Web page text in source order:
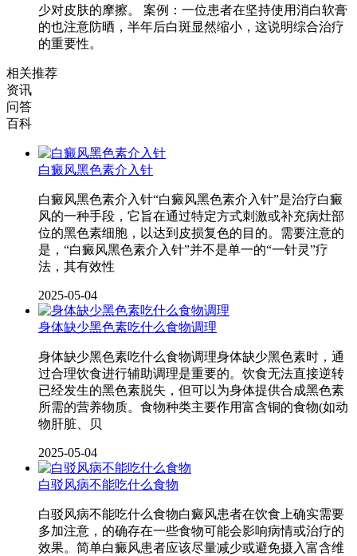
少对皮肤的摩擦。 案例：一位患者在坚持使用消白软膏
的也注意防晒，半年后白斑显然缩小，这说明综合治疗
的重要性。
相关推荐
资讯
问答
百科
白癜风黑色素介入针
白癜风黑色素介入针“白癜风黑色素介入针”是治疗白癜
风的一种手段，它旨在通过特定方式刺激或补充病灶部
位的黑色素细胞，以达到皮损复色的目的。需要注意的
是，“白癜风黑色素介入针”并不是单一的“一针灵”疗
法，其有效性
2025-05-04
身体缺少黑色素吃什么食物调理
身体缺少黑色素吃什么食物调理身体缺少黑色素时，通
过合理饮食进行辅助调理是重要的。饮食无法直接逆转
已经发生的黑色素脱失，但可以为身体提供合成黑色素
所需的营养物质。食物种类主要作用富含铜的食物(如动
物肝脏、贝
2025-05-04
白驳风病不能吃什么食物
白驳风病不能吃什么食物白癜风患者在饮食上确实需要
多加注意，的确存在一些食物可能会影响病情或治疗的
效果。简单白癜风患者应该尽量减少或避免摄入富含维